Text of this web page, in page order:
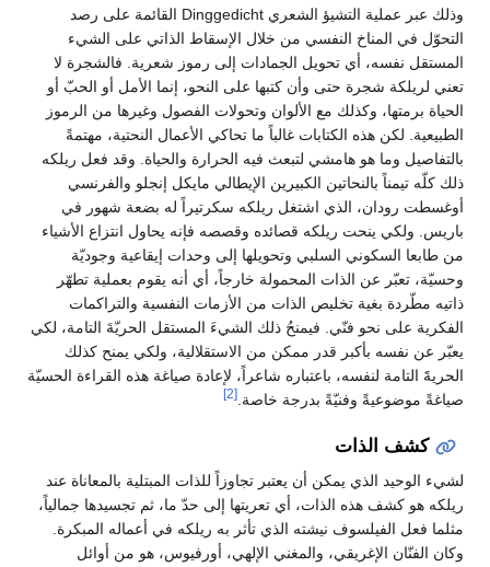
وذلك عبر عملية التشيؤ الشعري Dinggedicht القائمة على رصد
التحوّل في المناخ النفسي من خلال الإسقاط الذاتي على الشيء
المستقل نفسه، أي تحويل الجمادات إلى رموز شعرية. فالشجرة لا
تعني لريلكة شجرة حتى وأن كتبها على النحو، إنما الأمل أو الحبّ أو
الحياة برمتها، وكذلك مع الألوان وتحولات الفصول وغيرها من الرموز
الطبيعية. لكن هذه الكتابات غالباً ما تحاكي الأعمال النحتية، مهتمةً
بالتفاصيل وما هو هامشي لتبعث فيه الحرارة والحياة. وقد فعل ريلكه
ذلك كلّه تيمناً بالنحاتين الكبيرين الإيطالي مايكل إنجلو والفرنسي
أوغسطت رودان، الذي اشتغل ريلكه سكرتيراً له بضعة شهور في
باريس. ولكي ينحت ريلكه قصائده وقصصه فإنه يحاول انتزاع الأشياء
من طابعا السكوني السلبي وتحويلها إلى وحدات إيقاعية وجوديّة
وحسيّة، تعبّر عن الذات المحمولة خارجاً، أي أنه يقوم بعملية تطهّر
ذاتيه مطّردة بغية تخليص الذات من الأزمات النفسية والتراكمات
الفكرية على نحو فنّي. فيمنحُ ذلك الشيءَ المستقل الحريّةَ التامة، لكي
يعبّر عن نفسه بأكبر قدر ممكن من الاستقلالية، ولكي يمنح كذلك
الحريةََ التامة لنفسه، باعتباره شاعراً، لإعادة صياغة هذه القراءة الحسيّة
صياغةً موضوعيةً وفنيّةً بدرجة خاصة. [2]
كشف الذات
لشيء الوحيد الذي يمكن أن يعتبر تجاوزاً للذات المبتلية بالمعاناة عند
ريلكه هو كشف هذه الذات، أي تعريتها إلى حدّ ما، ثم تجسيدها جمالياً،
مثلما فعل الفيلسوف نيشته الذي تأثر به ريلكه في أعماله المبكرة.
وكان الفنّان الإغريقي، والمغني الإلهي، أورفيوس، هو من أوائل